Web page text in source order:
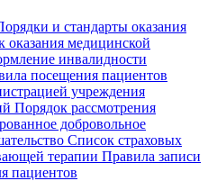
и стандарты оказания
оказания медицинской
инвалидности
посещения пациентов
учреждения
Порядок рассмотрения
добровольное
Список страховых
терапии Правила записи
пациентов